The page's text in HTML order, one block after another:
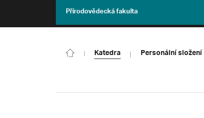
Přírodovědecká fakulta
Katedra Personální složení